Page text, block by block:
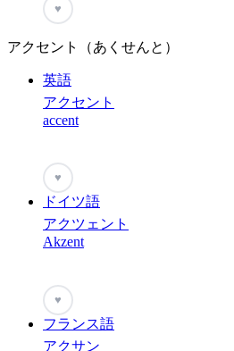
♥
アクセント（あくせんと）
英語
アクセント
accent
♥
ドイツ語
アクツェント
Akzent
♥
フランス語
アクサン